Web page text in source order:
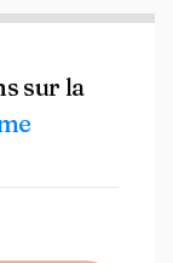
sur la